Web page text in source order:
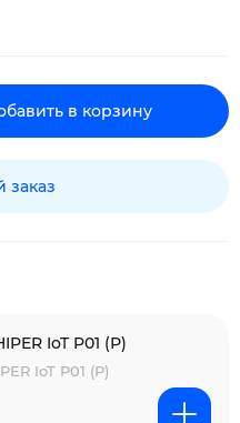
в корзину
заказ
IoT P01 (Р)
IoT P01 (Р)